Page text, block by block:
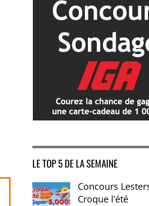
LE TOP 5 DE LA SEMAINE
Concours
Croque l’été